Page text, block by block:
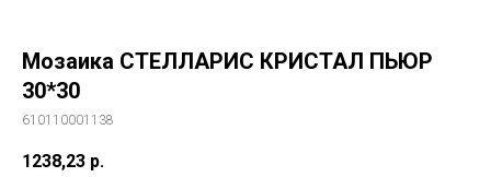
Мозаика СТЕЛЛАРИС КРИСТАЛ ПЬЮР
30*30
610110001138
1238,23 р.